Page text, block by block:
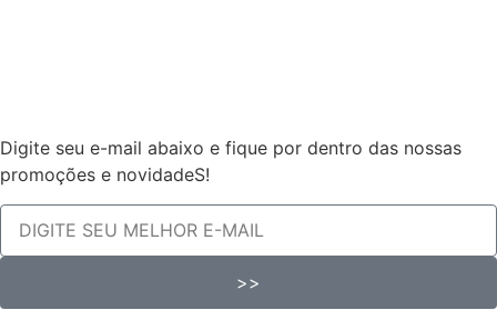
Digite seu e-mail abaixo e fique por dentro das nossas
promoções e novidadeS!
>>